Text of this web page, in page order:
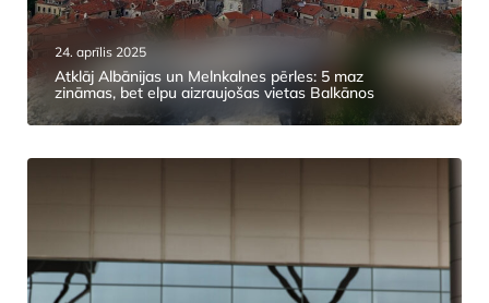
24. aprīlis 2025
Atklāj Albānijas un Melnkalnes pērles: 5 maz
zināmas, bet elpu aizraujošas vietas Balkānos